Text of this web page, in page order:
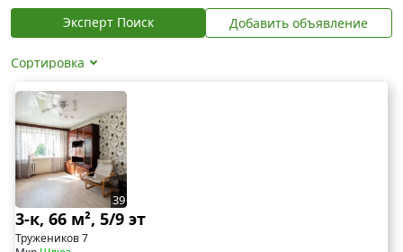
Эксперт Поиск Добавить объявление
Сортировка
39
3-к, 66 м², 5/9 эт
Тружеников 7